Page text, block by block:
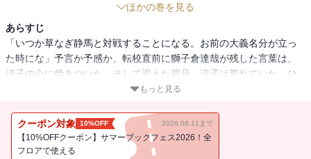
ほかの巻を見る
あらすじ
「いつか草なぎ静馬と対戦することになる。お前の大義名分が立っ
た時にな」予言か予感か、転校直前に獅子倉達哉が残した言葉は、
涼子の心に焼きついた。そして迎えた四月。涼子は荒れていた。ひ
とつは新一年生たちがKファイトの理念も理解しないまま悪用し、秩
イラ立ち。そんな涼子の前に一人の少女が現れる。彼女の名は藤堂
雛乃。雛乃は涼子にKファイト潰しを持ちかけ、実行部隊『大門新撰
組』へスカウトしに来たのだった!!この状況を変えるには静馬を下す
もっと見る
クーポン対象 10%OFF 2026.08.11まで
【10%OFFクーポン】サマーブックフェス2026！全
フロアで使える